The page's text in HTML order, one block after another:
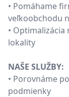
• Pomáhame
veľkoobchodu
•
lokality
NAŠE SLUŽBY:
• Porovnáme
podmienky